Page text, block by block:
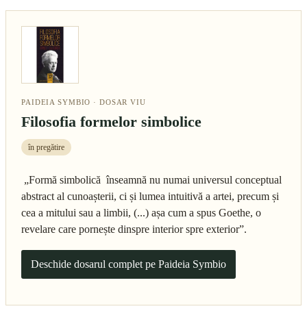
PAIDEIA SYMBIO · DOSAR VIU
Filosofia formelor simbolice
în pregătire
„Formă simbolică înseamnă nu numai universul conceptual
abstract al cunoașterii, ci și lumea intuitivă a artei, precum și
cea a mitului sau a limbii, (...) așa cum a spus Goethe, o
revelare care pornește dinspre interior spre exterior”.
Deschide dosarul complet pe Paideia Symbio